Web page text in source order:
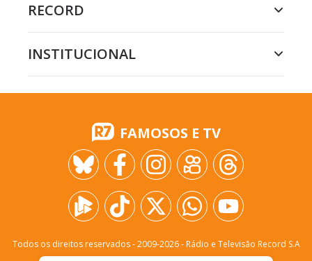
RECORD
INSTITUCIONAL
FAMOSOS E TV
Todos os direitos reservados - 2009-2026- Rádio e Televisão Record S.A